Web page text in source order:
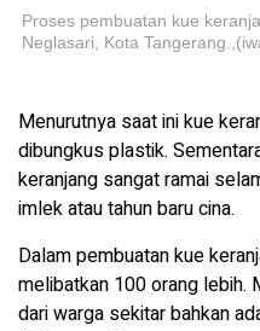
Proses pembuatan kue
Neglasari, Kota
Menurutnya saat ini kue
dibungkus plastik.
keranjang sangat ramai
imlek atau tahun baru cina.
Dalam pembuatan kue
melibatkan 100 orang lebih.
dari warga sekitar bahkan